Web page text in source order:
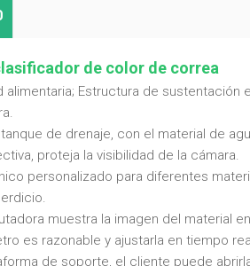
de color de correa
alimentaria; Estructura de
de drenaje, con el material de
proteja la visibilidad de la cámara.
personalizado para diferentes
muestra la imagen del material
es razonable y ajustarla en tiempo
de soporte, el cliente puede